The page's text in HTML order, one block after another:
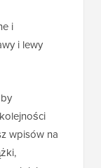
i
i lewy
wpisów na